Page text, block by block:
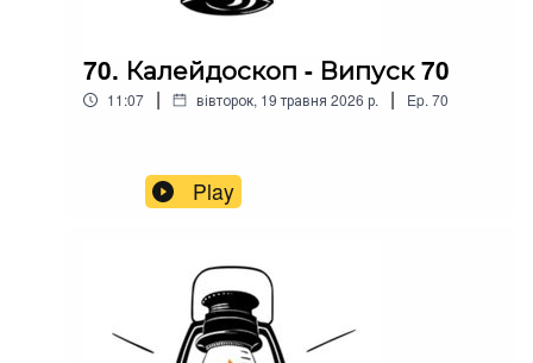
70. Калейдоскоп - Випуск 70
11:07 | вівторок, 19 травня 2026 р. | Ep. 70
Play